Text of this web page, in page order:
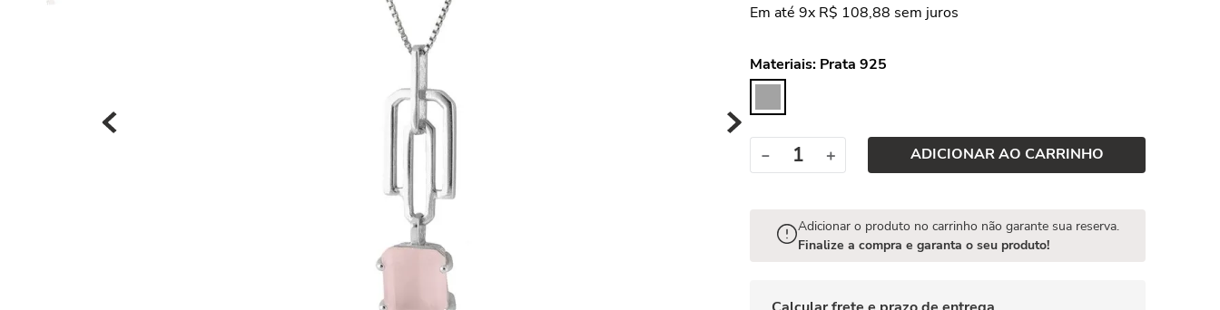
Em até9x R$ 108,88 sem juros
Materiais: Prata 925
＋
－ ADICIONAR AO CARRINHO
Adicionar o produto no carrinho não garante sua reserva.
Finalize a compra e garanta o seu produto!